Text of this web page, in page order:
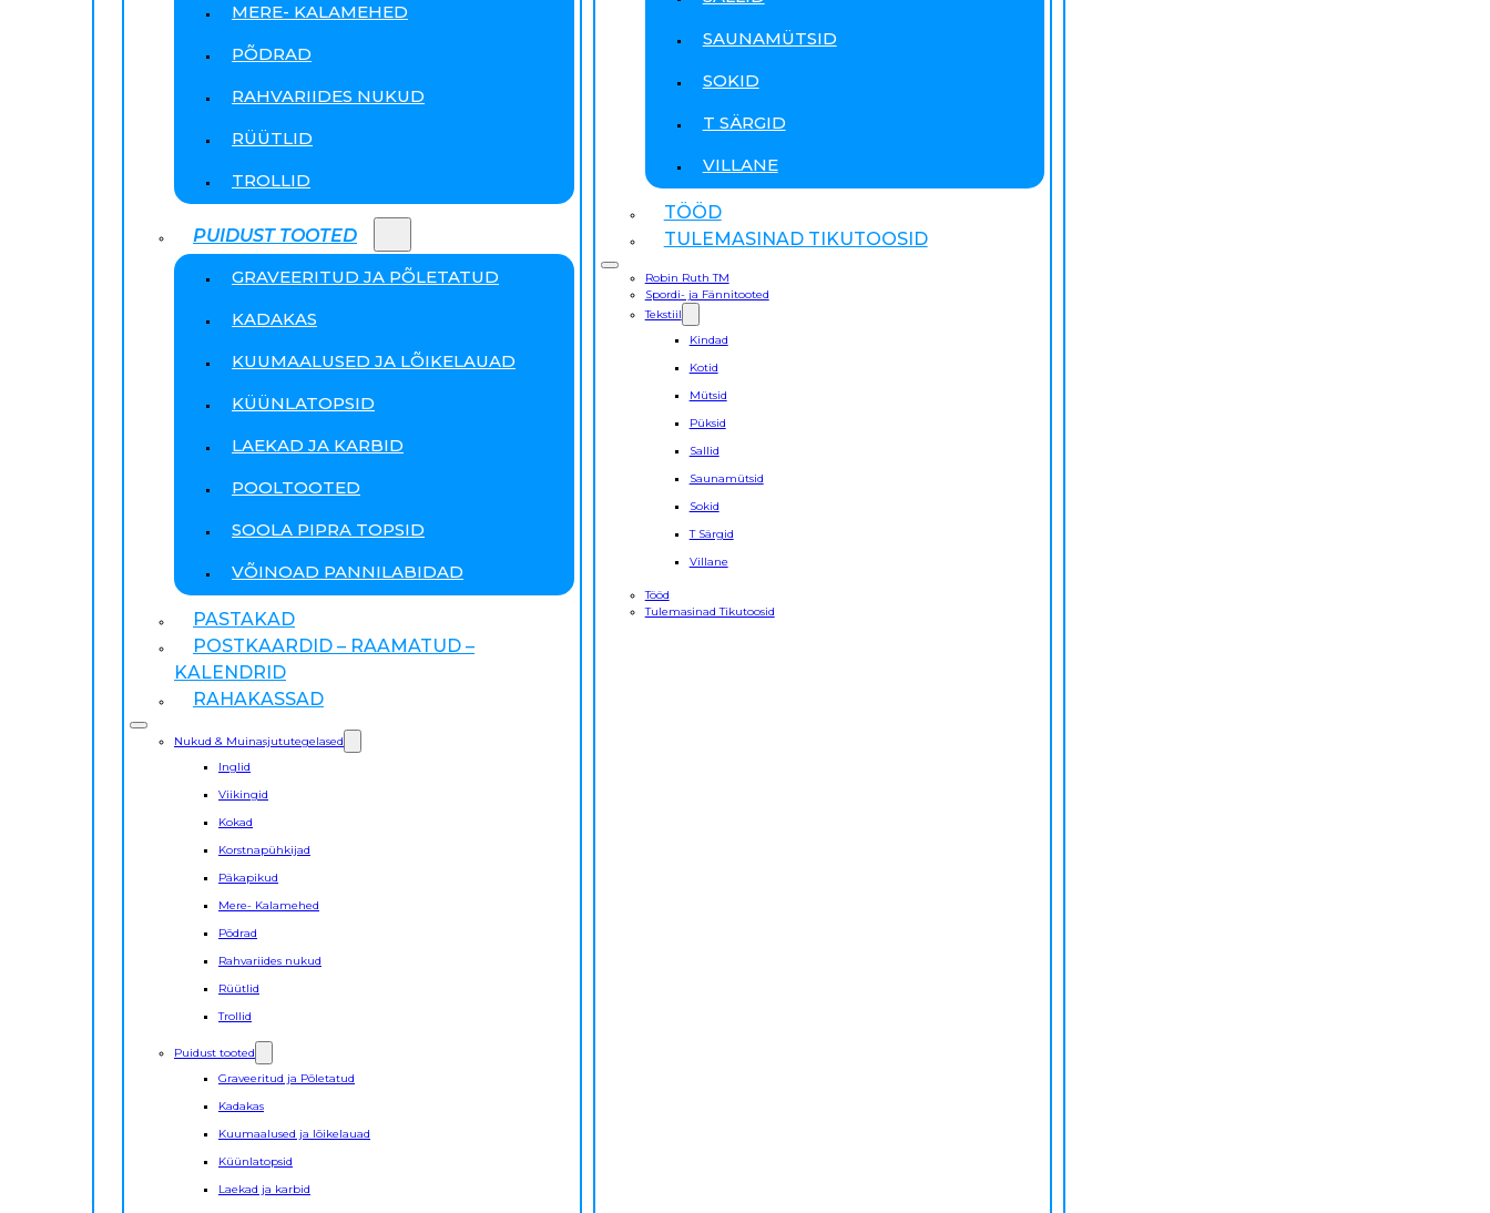
MERE- KALAMEHED
PÕDRAD
RAHVARIIDES NUKUD
RÜÜTLID
TROLLID
PUIDUST TOOTED
GRAVEERITUD JA PÕLETATUD
KADAKAS
KUUMAALUSED JA LÕIKELAUAD
KÜÜNLATOPSID
LAEKAD JA KARBID
POOLTOOTED
SOOLA PIPRA TOPSID
VÕINOAD PANNILABIDAD
PASTAKAD
POSTKAARDID – RAAMATUD –
KALENDRID
RAHAKASSAD
Nukud & Muinasjututegelased
Inglid
Viikingid
Kokad
Korstnapühkijad
Päkapikud
Mere- Kalamehed
Põdrad
Rahvariides nukud
Rüütlid
Trollid
Puidust tooted
Graveeritud ja Põletatud
Kadakas
Kuumaalused ja lõikelauad
Küünlatopsid
Laekad ja karbid
SAUNAMÜTSID
SOKID
T SÄRGID
VILLANE
TÖÖD
TULEMASINAD TIKUTOOSID
Robin Ruth TM
Spordi- ja Fännitooted
Tekstiil
Kindad
Kotid
Mütsid
Püksid
Sallid
Saunamütsid
Sokid
T Särgid
Villane
Tööd
Tulemasinad Tikutoosid